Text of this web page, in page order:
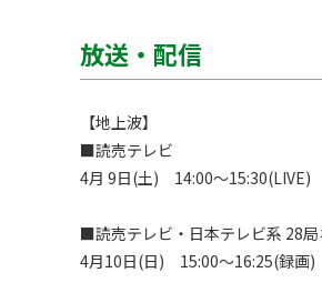
放送・配信
【地上波】
■読売テレビ
4月 9日(土)　14:00〜15:30(LIVE)
■読売テレビ・日本テレビ系 28局
4月10日(日)　15:00〜16:25(録画)